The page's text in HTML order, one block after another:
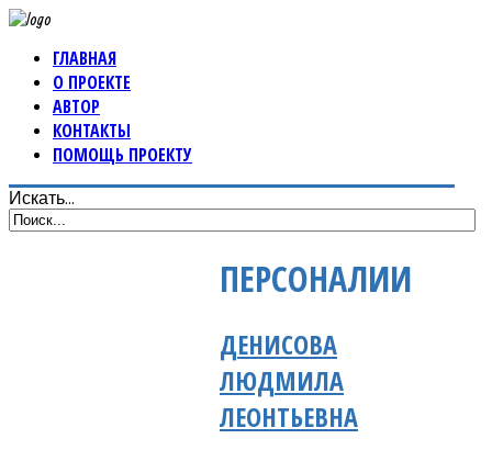
ГЛАВНАЯ
О ПРОЕКТЕ
АВТОР
КОНТАКТЫ
ПОМОЩЬ ПРОЕКТУ
Искать...
ПЕРСОНАЛИИ
ДЕНИСОВА
ЛЮДМИЛА
ЛЕОНТЬЕВНА